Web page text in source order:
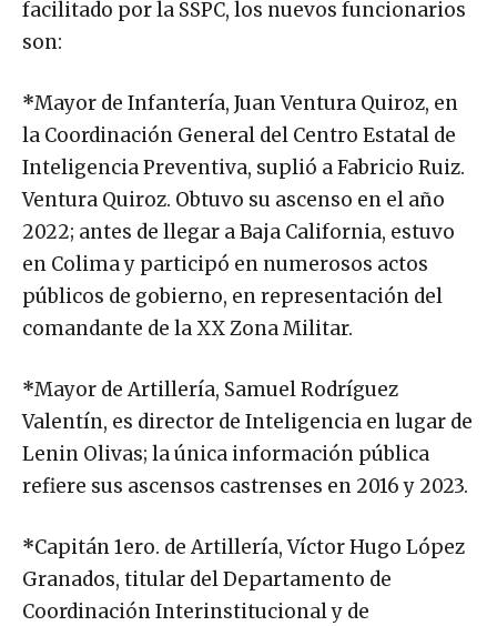
facilitado por la SSPC, los nuevos funcionarios
son:
*Mayor de Infantería, Juan Ventura Quiroz, en
la Coordinación General del Centro Estatal de
Inteligencia Preventiva, suplió a Fabricio Ruiz.
Ventura Quiroz. Obtuvo su ascenso en el año
2022; antes de llegar a Baja California, estuvo
en Colima y participó en numerosos actos
públicos de gobierno, en representación del
comandante de la XX Zona Militar.
*Mayor de Artillería, Samuel Rodríguez
Valentín, es director de Inteligencia en lugar de
Lenin Olivas; la única información pública
refiere sus ascensos castrenses en 2016 y 2023.
*Capitán 1ero. de Artillería, Víctor Hugo López
Granados, titular del Departamento de
Coordinación Interinstitucional y de